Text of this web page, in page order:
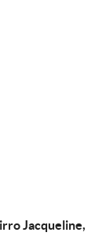
Jacqueline,